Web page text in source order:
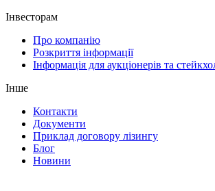
Інвесторам
Про компанію
Розкриття інформації
Інформація для аукціонерів та
Інше
Контакти
Документи
Приклад договору лізингу
Блог
Новини